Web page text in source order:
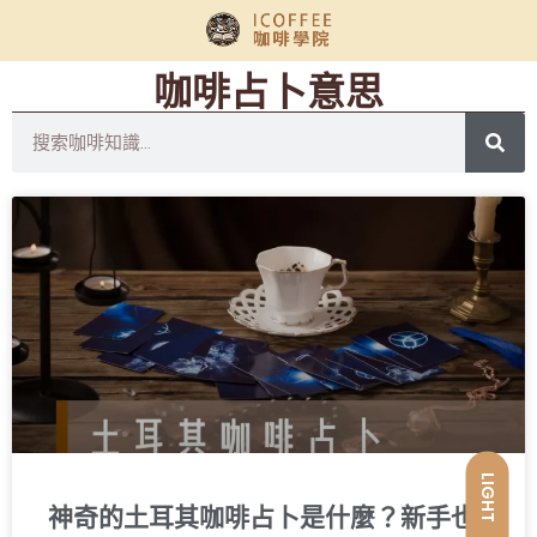
LIGHT
咖啡占卜意思
神奇的土耳其咖啡占卜是什麼？新手也